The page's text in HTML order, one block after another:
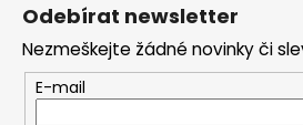
Odebírat newsletter
Nezmeškejte žádné novinky či
E-mail